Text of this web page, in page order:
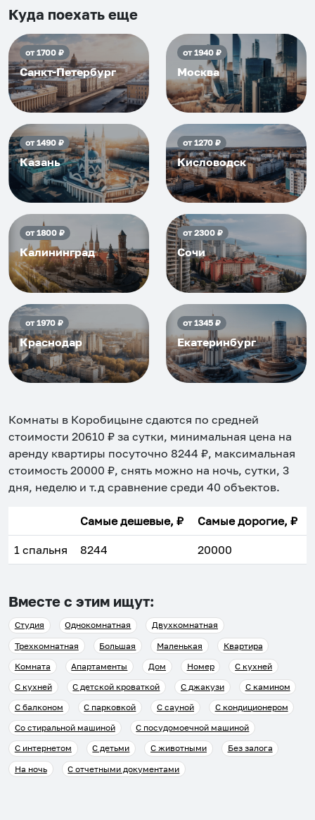
приезжать еще...
Куда поехать еще
от1700₽
Санкт-Петербург
от1940₽
Москва
от1490₽
Казань
от1270₽
Кисловодск
от1800₽
Калининград
от2300₽
Сочи
от1970₽
Краснодар
от1345₽
Екатеринбург
Комнаты в Коробицыне сдаются по средней
стоимости 20610 ₽ за сутки, минимальная цена на
аренду квартиры посуточно 8244 ₽, максимальная
стоимость 20000 ₽, снять можно на ночь, сутки, 3
дня, неделю и т.д сравнение среди 40 объектов.
Самые дешевые, ₽ Самые дорогие, ₽
1 спальня 8244 20000
Вместе с этим ищут:
Студия Однокомнатная
Двухкомнатная
Трехкомнатная
Большая Маленькая
Квартира
Комната
Апартаменты Дом Номер
С кухней
С кухней
С детской кроваткой С джакузи
С камином
С балконом
С парковкой С сауной
С кондиционером
Со стиральной машиной
С посудомоечной машиной
С интернетом
С детьми С животными
Без залога
На ночь
С отчетными документами